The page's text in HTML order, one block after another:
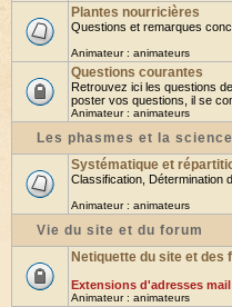
Plantes nourricières
Questions et remarques
Animateur : animateurs
Questions courantes
Retrouvez ici les questions
poster vos questions, il se
Animateur : animateurs
Les phasmes et la science
Systématique et
Classification, Détermination
Animateur : animateurs
Vie du site et du forum
Netiquette du site et des
Extensions d'adresses
Animateur : animateurs